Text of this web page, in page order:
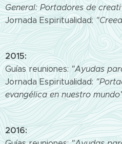
General: Portadores de
Jornada Espiritualidad:
2015:
Guías reuniones: "Ayudas
Jornada Espiritualidad:
evangélica en nuestro
2016: